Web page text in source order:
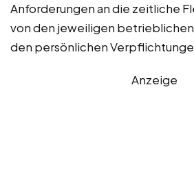
Anforderungen an die zeitliche
von den jeweiligen
den persönlichen
Anzeige